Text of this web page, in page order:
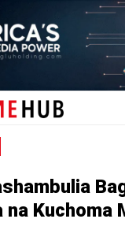
na Kuchoma